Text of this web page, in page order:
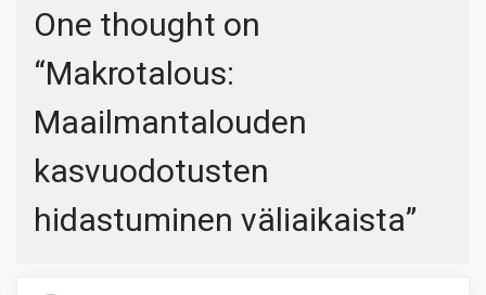
One thought on
“Makrotalous:
Maailmantalouden
kasvuodotusten
hidastuminen väliaikaista”